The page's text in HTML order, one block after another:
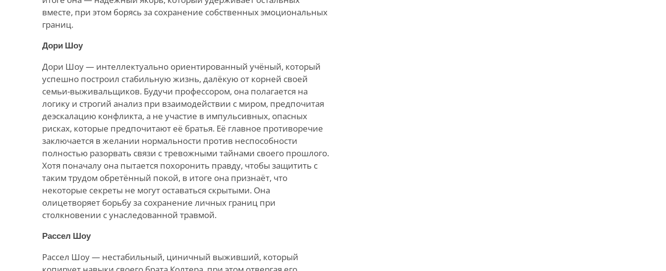
вместе, при этом борясь за сохранение собственных эмоциональных
границ.
Дори Шоу
Дори Шоу — интеллектуально ориентированный учёный, который
успешно построил стабильную жизнь, далёкую от корней своей
семьи-выживальщиков. Будучи профессором, она полагается на
логику и строгий анализ при взаимодействии с миром, предпочитая
деэскалацию конфликта, а не участие в импульсивных, опасных
рисках, которые предпочитают её братья. Её главное противоречие
заключается в желании нормальности против неспособности
полностью разорвать связи с тревожными тайнами своего прошлого.
Хотя поначалу она пытается похоронить правду, чтобы защитить с
таким трудом обретённый покой, в итоге она признаёт, что
некоторые секреты не могут оставаться скрытыми. Она
олицетворяет борьбу за сохранение личных границ при
столкновении с унаследованной травмой.
Рассел Шоу
Рассел Шоу — нестабильный, циничный выживший, который